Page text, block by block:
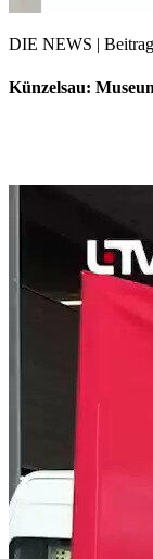
DIE NEWS |
Künzelsau: